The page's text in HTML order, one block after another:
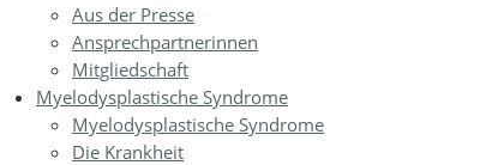
Aus der Presse
Ansprechpartnerinnen
Mitgliedschaft
Myelodysplastische Syndrome
Myelodysplastische Syndrome
Die Krankheit